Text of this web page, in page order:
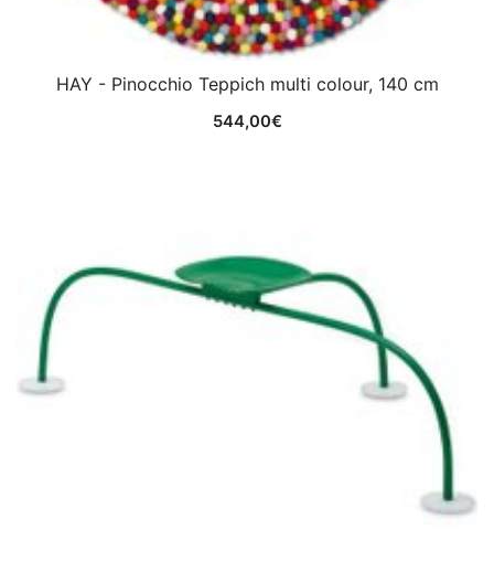
HAY - Pinocchio Teppich multi colour, 140 cm
544,00€